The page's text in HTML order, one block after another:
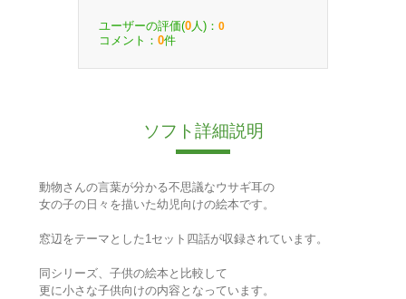
ユーザーの評価(0 人)： 0
コメント： 0件
ソフト詳細説明
動物さんの言葉が分かる不思議なウサギ耳の
女の子の日々を描いた幼児向けの絵本です。
窓辺をテーマとした1セット四話が収録されています。
同シリーズ、子供の絵本と比較して
更に小さな子供向けの内容となっています。